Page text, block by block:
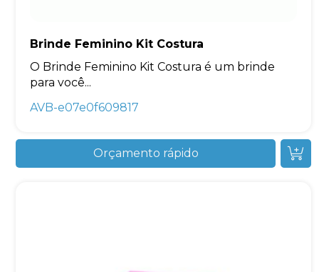
Brinde Feminino Kit Costura
O Brinde Feminino Kit Costura é um brinde
para você...
AVB-e07e0f609817
Orçamento rápido